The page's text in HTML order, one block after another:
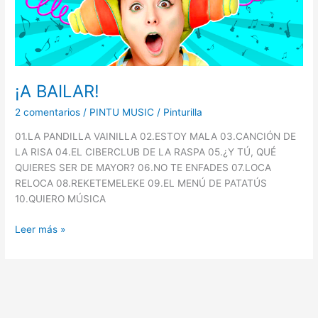
¡A BAILAR!
2 comentarios / PINTU MUSIC / Pinturilla
01.LA PANDILLA VAINILLA 02.ESTOY MALA 03.CANCIÓN DE
LA RISA 04.EL CIBERCLUB DE LA RASPA 05.¿Y TÚ, QUÉ
QUIERES SER DE MAYOR? 06.NO TE ENFADES 07.LOCA
RELOCA 08.REKETEMELEKE 09.EL MENÚ DE PATATÚS
10.QUIERO MÚSICA
Leer más »